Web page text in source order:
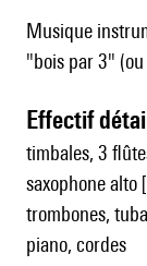
Musique
"bois par 3"
effectif
timbales, 3
saxophone alto
trombones,
piano, cordes